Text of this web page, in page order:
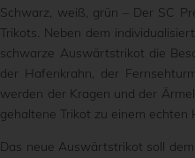
Schwarz, weiß, grün – Der SC
Trikots. Neben dem
schwarze Auswärtstrikot die
der Hafenkrahn, der
werden der Kragen und der
gehaltene Trikot zu einem echten
Das neue Auswärtstrikot soll